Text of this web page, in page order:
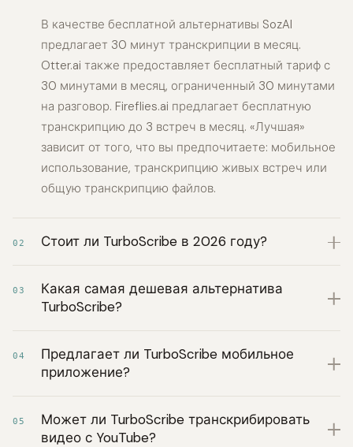
В качестве бесплатной альтернативы SozAI
предлагает 30 минут транскрипции в месяц.
Otter.ai также предоставляет бесплатный тариф с
30 минутами в месяц, ограниченный 30 минутами
на разговор. Fireflies.ai предлагает бесплатную
транскрипцию до 3 встреч в месяц. «Лучшая»
зависит от того, что вы предпочитаете: мобильное
использование, транскрипцию живых встреч или
общую транскрипцию файлов.
02 Стоит ли TurboScribe в 2026 году?
03
Какая самая дешевая альтернатива
TurboScribe?
04
Предлагает ли TurboScribe мобильное
приложение?
05
Может ли TurboScribe транскрибировать
видео с YouTube?